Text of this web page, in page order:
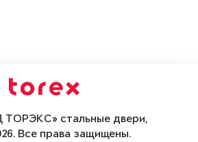
стальные двери,
Все права защищены.